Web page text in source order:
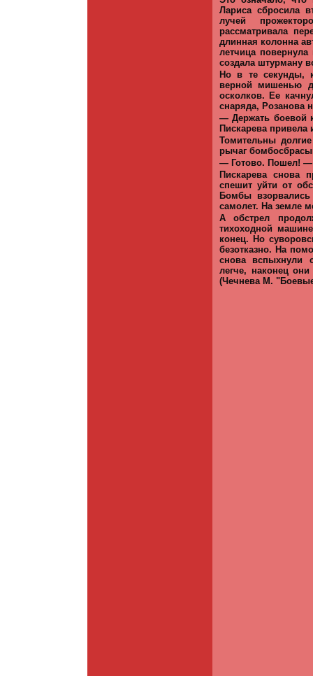
Лариса сбросила
лучей
рассматривала
длинная колонна
летчица
создала штурману
Но в те секунды,
верной мишенью
осколков. Ее
снаряда, Розанова
— Держать боевой
Пискарева привела
Томительны
рычаг
— Готово. Пошел! —
Пискарева снова
спешит уйти от
Бомбы
самолет. На земле
А обстрел
тихоходной
конец. Но
безотказно. На
снова вспыхнули
легче, наконец
(Чечнева М.